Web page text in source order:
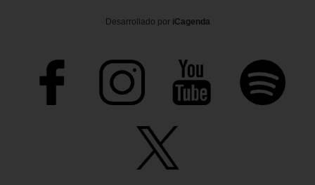
Desarrollado por iCagenda